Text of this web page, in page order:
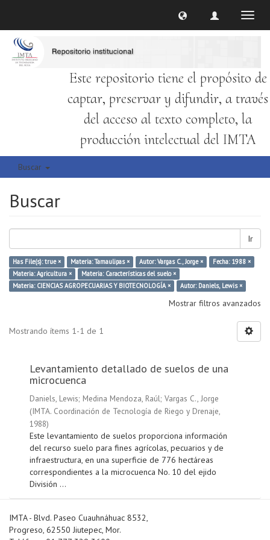
Este repositorio tiene el propósito de
captar, preservar y difundir, a través
del acceso al texto completo, la
producción intelectual del IMTA
Buscar
Buscar
Ir
Has File(s): true × Materia: Tamaulipas × Autor: Vargas C., Jorge ×
Fecha: 1988 ×
Materia: Agricultura ×
Materia: Características del suelo ×
Materia: CIENCIAS AGROPECUARIAS Y BIOTECNOLOGÍA ×
Autor: Daniels, Lewis ×
Mostrar filtros avanzados
Mostrando ítems 1-1 de 1
Levantamiento detallado de suelos de una
microcuenca
Daniels, Lewis; Medina Mendoza, Raúl; Vargas C., Jorge
(IMTA. Coordinación de Tecnología de Riego y Drenaje,
1988)
Este levantamiento de suelos proporciona información
del recurso suelo para fines agrícolas, pecuarios y de
infraestructura, en una superficie de 776 hectáreas
correspondientes a la microcuenca No. 10 del ejido
División ...
IMTA - Blvd. Paseo Cuauhnáhuac 8532,
Progreso, 62550 Jiutepec, Mor.